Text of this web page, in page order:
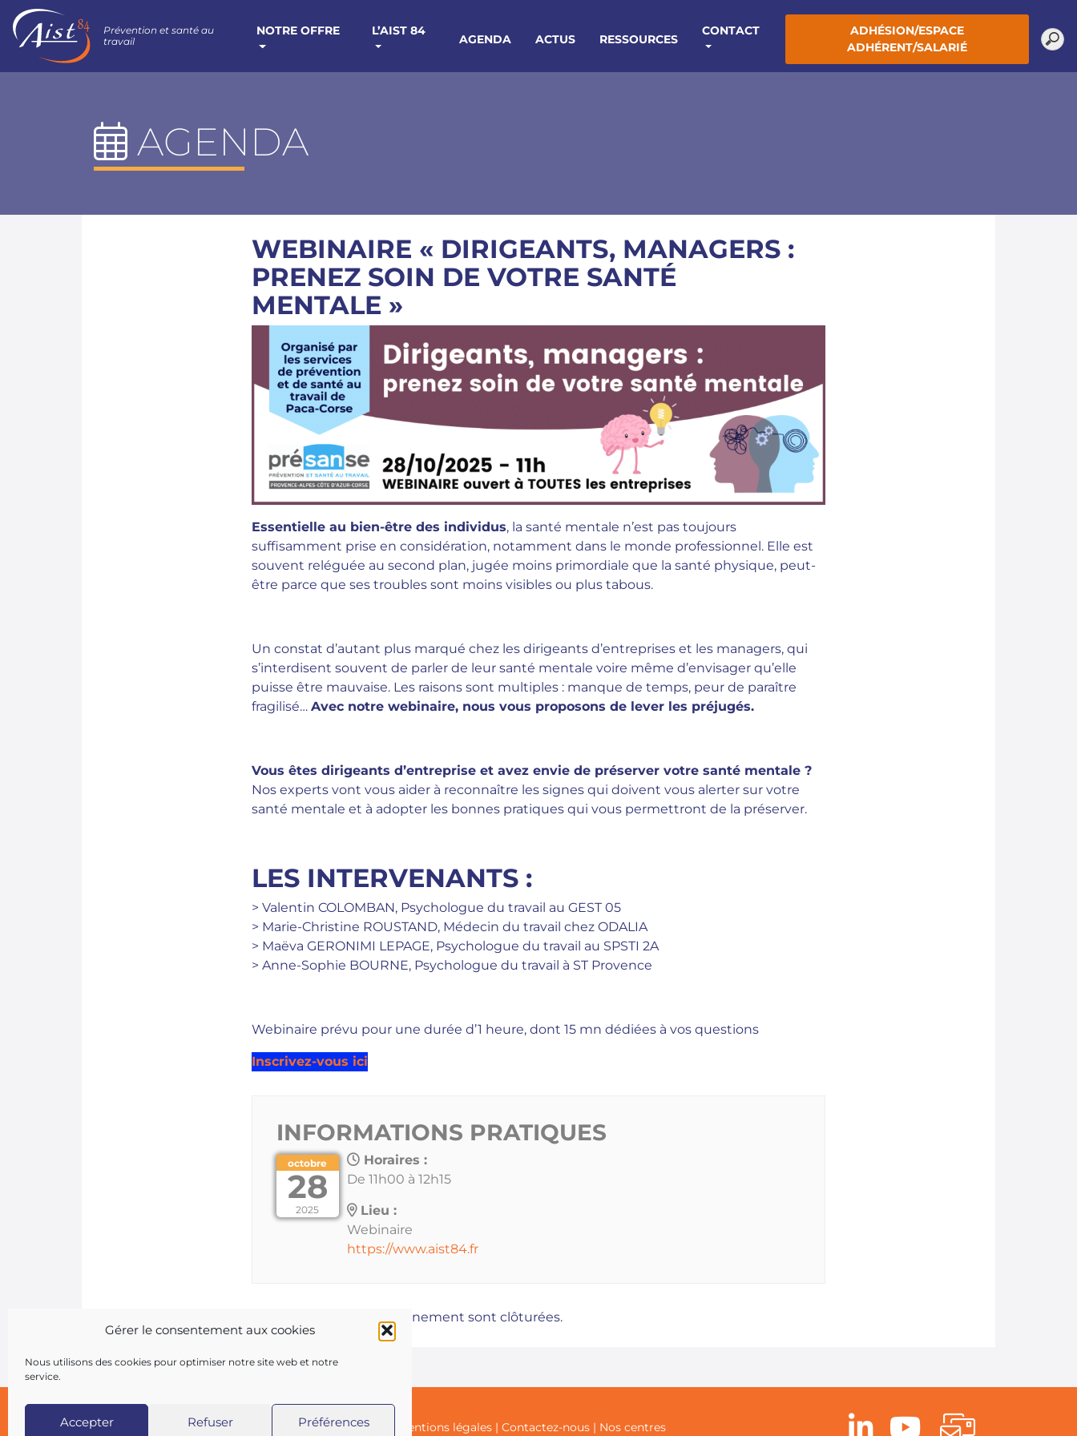
Gérer le consentement aux cookies
Nous utilisons des cookies pour optimiser notre site web et notre
service.
Accepter Refuser Préférences
Prévention et santé au
travail
NOTRE OFFRE L’AIST 84
AGENDA ACTUS RESSOURCES
CONTACT
ADHÉSION/ESPACE
ADHÉRENT/SALARIÉ
AGENDA
WEBINAIRE « DIRIGEANTS, MANAGERS :
PRENEZ SOIN DE VOTRE SANTÉ
MENTALE »
Essentielle au bien-être des individus, la santé mentale n’est pas toujours
suffisamment prise en considération, notamment dans le monde professionnel. Elle est
souvent reléguée au second plan, jugée moins primordiale que la santé physique, peut-
être parce que ses troubles sont moins visibles ou plus tabous.
Un constat d’autant plus marqué chez les dirigeants d’entreprises et les managers, qui
s’interdisent souvent de parler de leur santé mentale voire même d’envisager qu’elle
puisse être mauvaise. Les raisons sont multiples : manque de temps, peur de paraître
fragilisé… Avec notre webinaire, nous vous proposons de lever les préjugés.
Vous êtes dirigeants d’entreprise et avez envie de préserver votre santé mentale ?
Nos experts vont vous aider à reconnaître les signes qui doivent vous alerter sur votre
santé mentale et à adopter les bonnes pratiques qui vous permettront de la préserver.
LES INTERVENANTS :
> Valentin COLOMBAN, Psychologue du travail au GEST 05
> Marie-Christine ROUSTAND, Médecin du travail chez ODALIA
> Maëva GERONIMI LEPAGE, Psychologue du travail au SPSTI 2A
> Anne-Sophie BOURNE, Psychologue du travail à ST Provence
Webinaire prévu pour une durée d’1 heure, dont 15 mn dédiées à vos questions
Inscrivez-vous ici
INFORMATIONS PRATIQUES
octobre
28
2025
Horaires :
De 11h00 à 12h15
Lieu :
Webinaire
https://www.aist84.fr
Les inscriptions à cet évènement sont clôturées.
Copyright 2026 AIST 84 | Politique de confidentialité Mentions légales | Contactez-nous | Nos centres